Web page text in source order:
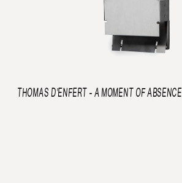
THOMAS D'ENFERT - A MOMENT OF ABSENCE